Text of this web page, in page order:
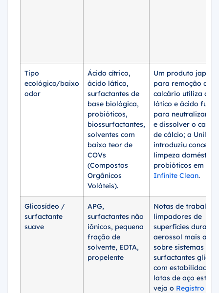
Tipo
ecológico/baixo
odor
Ácido cítrico,
ácido lático,
surfactantes de
base biológica,
probióticos,
biossurfactantes,
solventes com
baixo teor de
COVs
(Compostos
Orgânicos
Voláteis).
Um produto
para remoção de
calcário utiliza
lático e ácido
para neutralizar o
e dissolver o
de cálcio; a
introduziu
limpeza doméstica
probióticos em
Infinite Clean.
Glicosídeo /
surfactante
suave
APG,
surfactantes não
iônicos, pequena
fração de
solvente, EDTA,
propelente
Notas de trabalho
limpadores de
superfícies duras
aerossol mais
sobre sistemas de
surfactantes
com estabilidade
latas de aço
veja o Registro de